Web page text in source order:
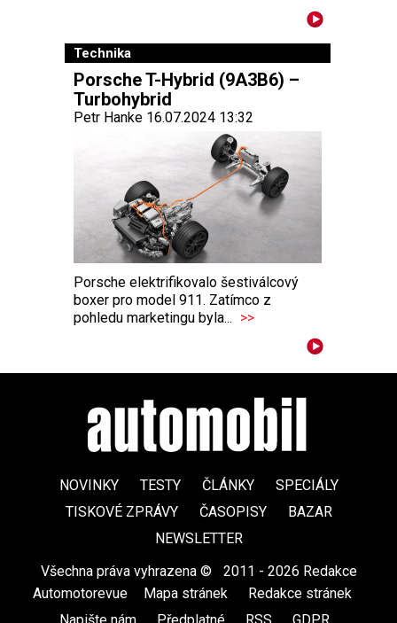
Technika
Porsche T-Hybrid (9A3B6) –
Turbohybrid
Petr Hanke 16.07.2024 13:32
Porsche elektrifikovalo šestiválcový
boxer pro model 911. Zatímco z
pohledu marketingu byla... >>
NOVINKY TESTY ČLÁNKY
SPECIÁLY
TISKOVÉ ZPRÁVY
ČASOPISY
BAZAR
NEWSLETTER
Všechna práva vyhrazena ©
2011 - 2026 Redakce
Automotorevue
Mapa stránek Redakce stránek